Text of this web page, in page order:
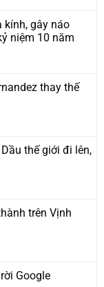
kính, gây náo
niệm 10 năm
thay thế
thế giới đi lên,
trên Vịnh
Google